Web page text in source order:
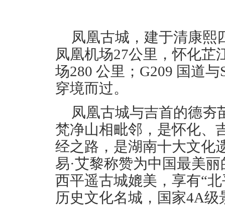
凤凰古城，建于清康熙
凤凰机场27公里，怀化芷
场280 公里；G209 国道
穿境而过。
凤凰古城与吉首的德夯
梵净山相毗邻，是怀化、
经之路，是湖南十大文化
易·艾黎称赞为中国最美
西平遥古城媲美，享有“
历史文化名城，国家4A级